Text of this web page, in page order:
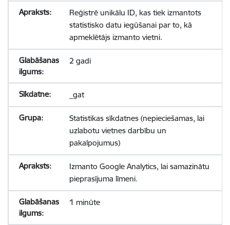
Reģistrē unikālu ID, kas tiek izmantots
statistisko datu iegūšanai par to, kā
apmeklētājs izmanto vietni.
2 gadi
_gat
Statistikas sīkdatnes (nepieciešamas, lai
uzlabotu vietnes darbību un
pakalpojumus)
Izmanto Google Analytics, lai samazinātu
pieprasījuma līmeni.
1 minūte